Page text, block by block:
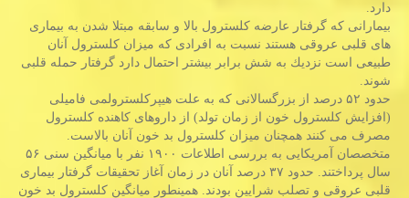
دارد.
بیمارانی كه گرفتار عارضه كلسترول بالا و سابقه مبتلا شدن به بیماری
های قلبی عروقی هستند نسبت به افرادی كه میزان كلسترول آنان
طبیعی است نزدیك به شش برابر بیشتر احتمال دارد گرفتار حمله قلبی
شوند.
حدود ۵۲ درصد از بزرگسالانی كه به علت هیپركلسترولمی فامیلی
(افزایش كلسترول خون از زمان تولد) از داروهای كاهنده كلسترول
مصرف می كنند همچنان میزان كلسترول بد خون آنان بالاست.
متخصصان آمریكایی به بررسی اطلاعات ۱۹۰۰ نفر با میانگین سنی ۵۶
سال پرداختند. حدود ۳۷ درصد آنان در زمان آغاز تحقیقات گرفتار بیماری
قلبی عروقی و تصلب شرایین بودند. همینطور میانگین كلسترول بد خون